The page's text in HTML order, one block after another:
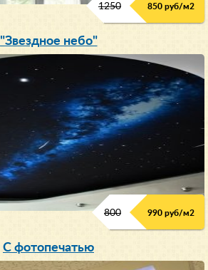
1250 850 руб/м2
"Звездное небо"
800 990 руб/м2
С фотопечатью